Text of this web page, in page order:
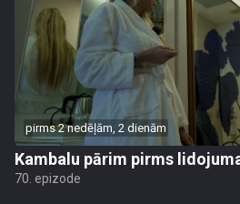
pirms 2 nedēļām, 2 dienām
Kambalu pārim pirms
70. epizode